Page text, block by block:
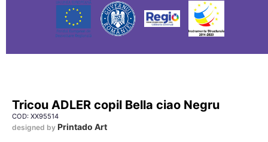
Tricou ADLER copil Bella ciao Negru
COD: XX95514
designed by Printado Art